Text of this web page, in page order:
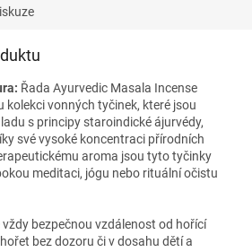
Řada Ayurvedic Masala Incense
kolekci vonných tyčinek, které jsou
s principy staroindické ájurvédy,
své vysoké koncentraci přírodních
aroma jsou tyto tyčinky
meditaci, jógu nebo rituální očistu
vždy bezpečnou vzdálenost od hořící
bez dozoru či v dosahu dětí a